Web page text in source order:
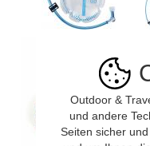
Outdoor &
und andere
Seiten sicher